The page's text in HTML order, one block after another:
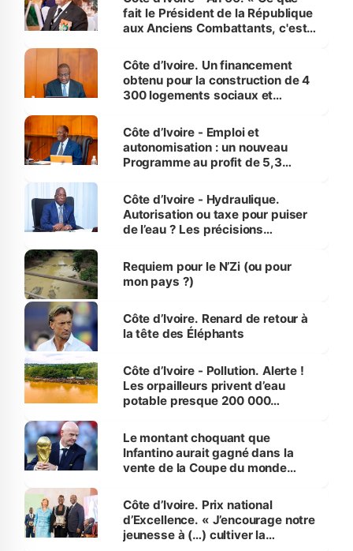
fait le Président de la République
aux Anciens Combattants, c'est
Côte d’Ivoire. Un financement
obtenu pour la construction de 4
300 logements sociaux et
et Yamoussoukro
Côte d’Ivoire - Emploi et
autonomisation : un nouveau
Programme au profit de 5,3
Côte d’Ivoire - Hydraulique.
Autorisation ou taxe pour puiser
de l’eau ? Les précisions
Requiem pour le N’Zi (ou pour
mon pays ?)
Côte d’Ivoire. Renard de retour à
la tête des Éléphants
Côte d’Ivoire - Pollution. Alerte !
Les orpailleurs privent d’eau
potable presque 200 000
Le montant choquant que
Infantino aurait gagné dans la
vente de la Coupe du monde
Côte d’Ivoire. Prix national
d’Excellence. « J’encourage notre
jeunesse à (…) cultiver la